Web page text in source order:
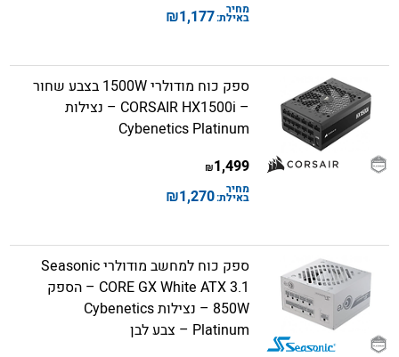
מחיר
באילת:1,177
₪
ספק כוח מודולרי 1500W בצבע שחור
– CORSAIR HX1500i – נצילות
Cybenetics Platinum
1,499
₪
מחיר
באילת:1,270
₪
ספק כוח למחשב מודולרי Seasonic
CORE GX White ATX 3.1 – הספק
850W – נצילות Cybenetics
Platinum – צבע לבן